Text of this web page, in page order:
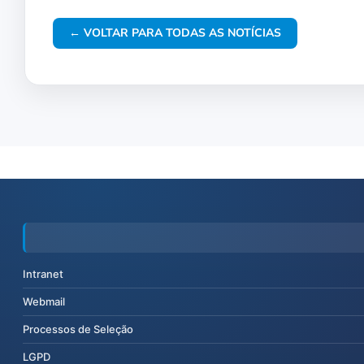
← VOLTAR PARA TODAS AS NOTÍCIAS
Intranet
Webmail
Processos de Seleção
LGPD